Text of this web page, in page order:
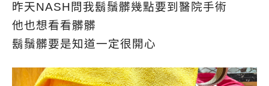
昨天NASH問我鬍鬚髒幾點要到醫院手術
他也想看看髒髒
鬍鬚髒要是知道一定很開心